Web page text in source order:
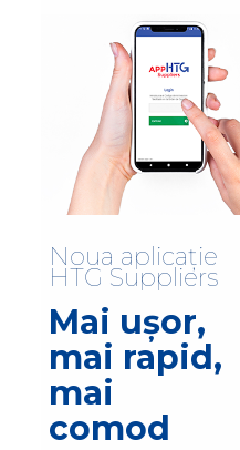
Noua aplicație
HTG Suppliers
Mai ușor,
mai rapid,
mai
comod